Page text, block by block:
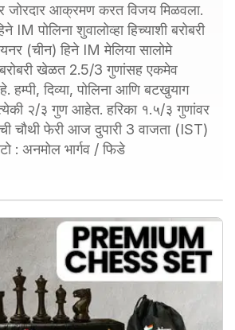
जोरदार आक्रमण करत विजय मिळवला.
पोलिना शुवालोव्हा हिच्याशी बरोबरी
(चीन) हिने IM मेलिया सालोमे
बरोबरी खेळत 2.5/3 गुणांसह एकमेव
दिव्या, पोलिना आणि बटखुयाग
२/३ गुण आहेत. हरिका १.५/३ गुणांवर
चौथी फेरी आज दुपारी 3 वाजता (IST)
: अनमोल भार्गव / फिडे